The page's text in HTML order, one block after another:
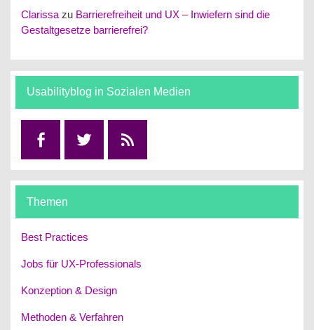
Clarissa zu Barrierefreiheit und UX – Inwiefern sind die
Gestaltgesetze barrierefrei?
Usabilityblog in Sozialen Medien
Themen
Best Practices
Jobs für UX-Professionals
Konzeption & Design
Methoden & Verfahren